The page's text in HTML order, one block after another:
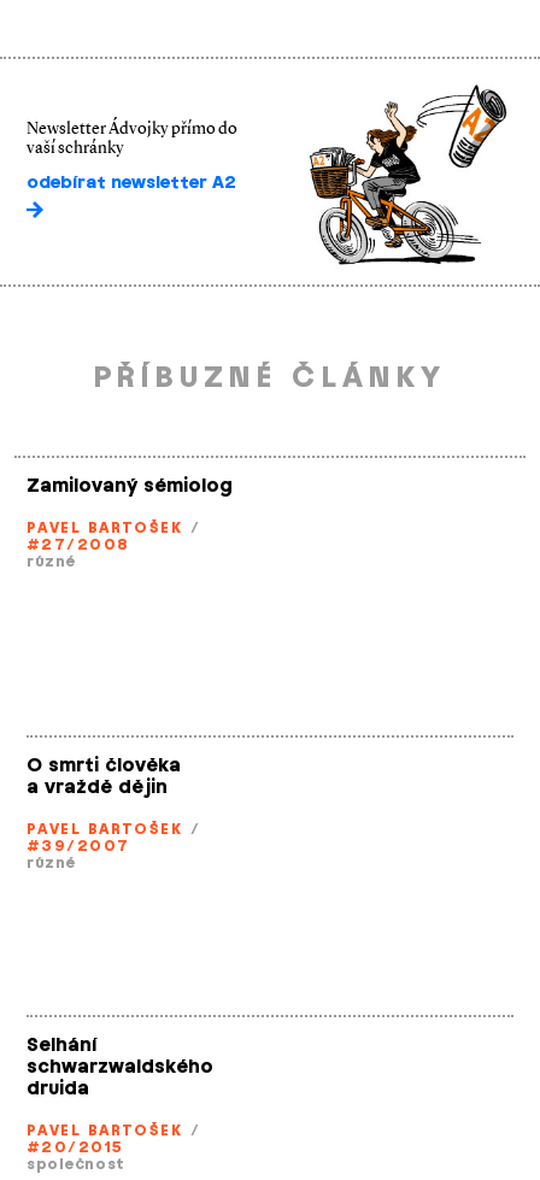
Newsletter Ádvojky přímo do
vaší schránky
odebírat newsletter A2
PŘÍBUZNÉ ČLÁNKY
Zamilovaný sémiolog
PAVEL BARTOŠEK /
#27/2008
různé
O smrti člověka
a vraždě dějin
PAVEL BARTOŠEK /
#39/2007
různé
Selhání
schwarzwaldského
druida
PAVEL BARTOŠEK /
#20/2015
společnost